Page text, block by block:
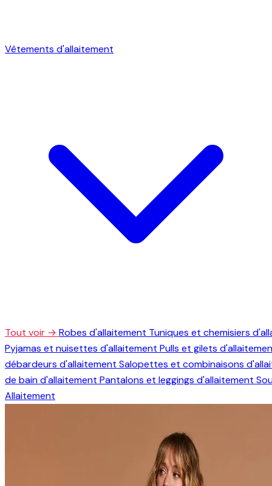
Vêtements d'allaitement
Tout voir → Robes d'allaitement Tuniques et chemisiers
Pyjamas et nuisettes d'allaitement Pulls et gilets
débardeurs d'allaitement Salopettes et combinaisons
de bain d'allaitement Pantalons et leggings d'allaitement
Allaitement